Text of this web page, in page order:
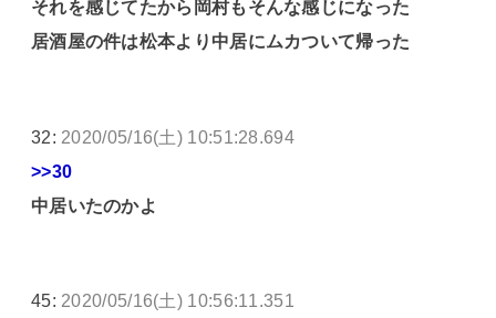
それを感じてたから岡村もそんな感じになった
居酒屋の件は松本より中居にムカついて帰った
32: 2020/05/16(土) 10:51:28.694
>>30
中居いたのかよ
45: 2020/05/16(土) 10:56:11.351